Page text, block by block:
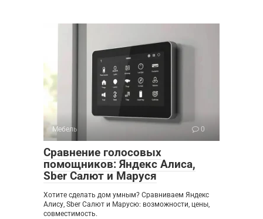
Мебель 0
Сравнение голосовых
помощников: Яндекс Алиса,
Sber Салют и Маруся
Хотите сделать дом умным? Сравниваем Яндекс
Алису, Sber Салют и Марусю: возможности, цены,
совместимость.